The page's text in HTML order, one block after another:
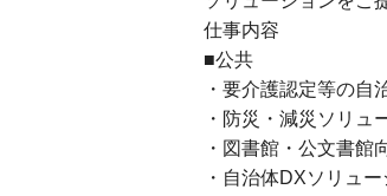
仕事内容
■公共
・要介護認定等の自
・防災・減災ソリュ
・図書館・公文書館
・自治体DXソリュ